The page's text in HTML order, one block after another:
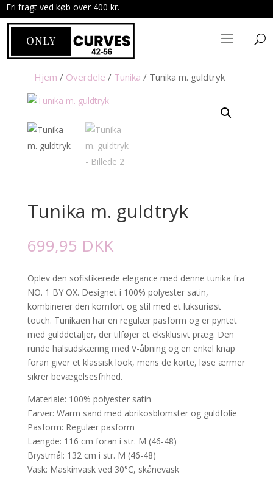
Fri fragt ved køb over 400 kr.
Hjem / Overdele / Tunika / Tunika m. guldtryk
Tunika m. guldtryk
699,95 DKK
Oplev den sofistikerede elegance med denne tunika fra
NO. 1 BY OX. Designet i 100% polyester satin,
kombinerer den komfort og stil med et luksuriøst
touch. Tunikaen har en regulær pasform og er pyntet
med gulddetaljer, der tilføjer et eksklusivt præg. Den
runde halsudskæring med V-åbning og en enkel knap
foran giver et klassisk look, mens de korte, løse ærmer
sikrer bevægelsesfrihed.
Materiale: 100% polyester satin
Farver: Warm sand med abrikosblomster og guldfolie
Pasform: Regulær pasform
Længde: 116 cm foran i str. M (46-48)
Brystmål: 132 cm i str. M (46-48)
Vask: Maskinvask ved 30°C, skånevask